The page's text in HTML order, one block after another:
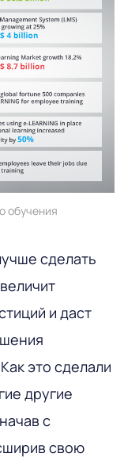
обучения
сделать
и даст
это сделали
другие
с
свою